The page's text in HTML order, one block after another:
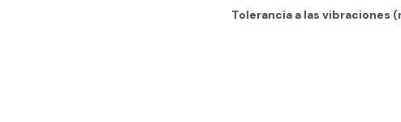
Tolerancia a las vibraciones